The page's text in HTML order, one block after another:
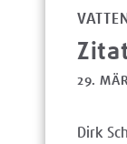
29.
Dirk